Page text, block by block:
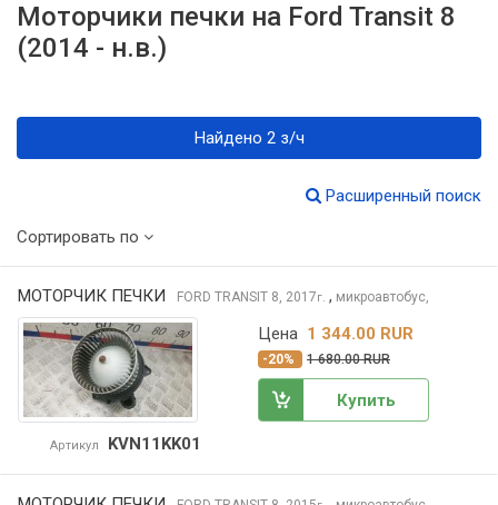
Моторчики печки на Ford Transit 8
(2014 - н.в.)
Найдено 2 з/ч
Расширенный поиск
Сортировать по
МОТОРЧИК ПЕЧКИ FORD TRANSIT 8, 2017г. , микроавтобус,
Артикул KVN11KK01
Цена 1 344.00 RUR
-20% 1 680.00 RUR
Купить